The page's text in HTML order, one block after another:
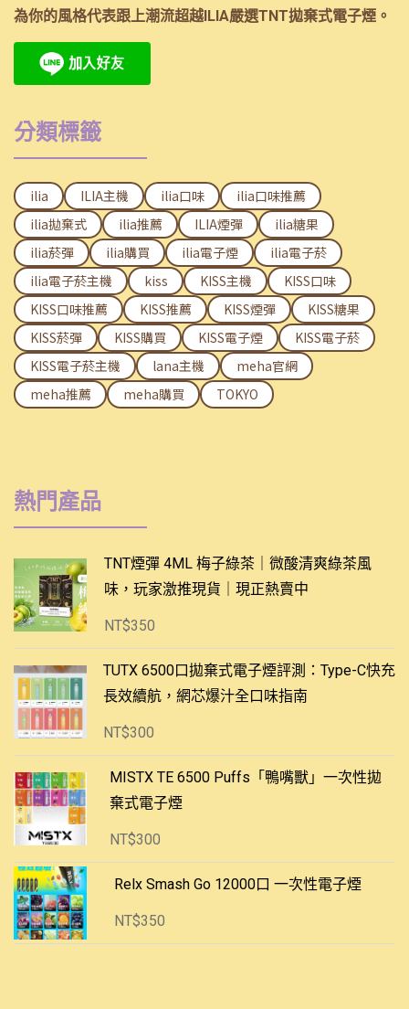
為你的風格代表跟上潮流超越ILIA嚴選TNT拋棄式電子煙。
分類標籤
ilia ILIA主機 ilia口味
ilia口味推薦
ilia拋棄式
ilia推薦 ILIA煙彈
ilia糖果
ilia菸彈
ilia購買 ilia電子煙
ilia電子菸
ilia電子菸主機
kiss KISS主機
KISS口味
KISS口味推薦
KISS推薦 KISS煙彈
KISS糖果
KISS菸彈
KISS購買 KISS電子煙
KISS電子菸
KISS電子菸主機
lana主機
meha官網
meha推薦
meha購買 TOKYO
熱門產品
TNT煙彈 4ML 梅子綠茶｜微酸清爽綠茶風
味，玩家激推現貨｜現正熱賣中
NT$350
TUTX 6500口拋棄式電子煙評測：Type-C快充
長效續航，網芯爆汁全口味指南
NT$300
MISTX TE 6500 Puffs「鴨嘴獸」一次性拋
棄式電子煙
NT$300
Relx Smash Go 12000口 一次性電子煙
NT$350